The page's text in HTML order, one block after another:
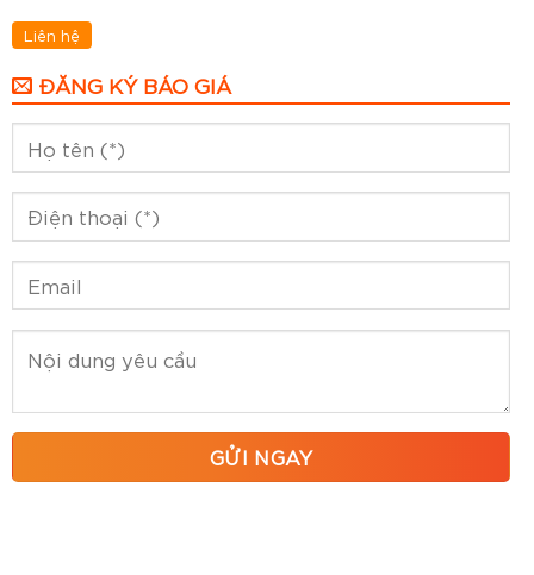
Liên hệ
ĐĂNG KÝ BÁO GIÁ